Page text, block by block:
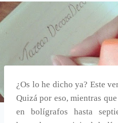
¿Os lo he dicho ya? Este
Quizá por eso, mientras
en bolígrafos hasta